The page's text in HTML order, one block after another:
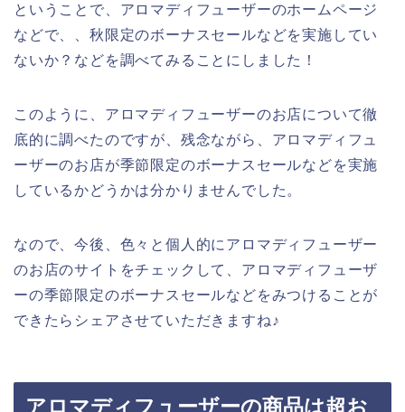
ということで、アロマディフューザーのホームページ
などで、、秋限定のボーナスセールなどを実施してい
ないか？などを調べてみることにしました！
このように、アロマディフューザーのお店について徹
底的に調べたのですが、残念ながら、アロマディフュ
ーザーのお店が季節限定のボーナスセールなどを実施
しているかどうかは分かりませんでした。
なので、今後、色々と個人的にアロマディフューザー
のお店のサイトをチェックして、アロマディフューザ
ーの季節限定のボーナスセールなどをみつけることが
できたらシェアさせていただきますね♪
アロマディフューザーの商品は超お